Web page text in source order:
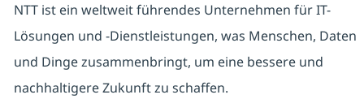
NTT ist ein weltweit führendes Unternehmen für IT-
Lösungen und -Dienstleistungen, was Menschen, Daten
und Dinge zusammenbringt, um eine bessere und
nachhaltigere Zukunft zu schaffen.